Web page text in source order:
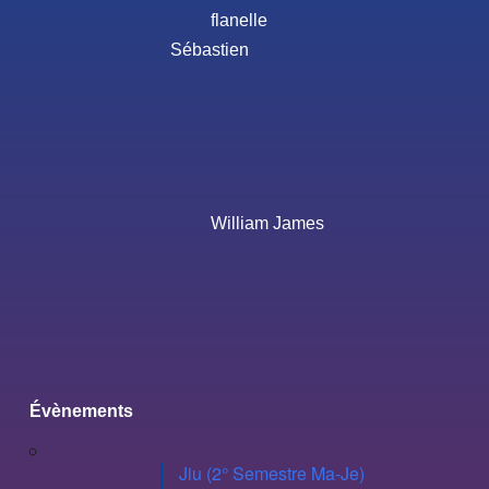
flanelle
Sébastien
William James
Évènements
Jiu (2° Semestre Ma-Je)